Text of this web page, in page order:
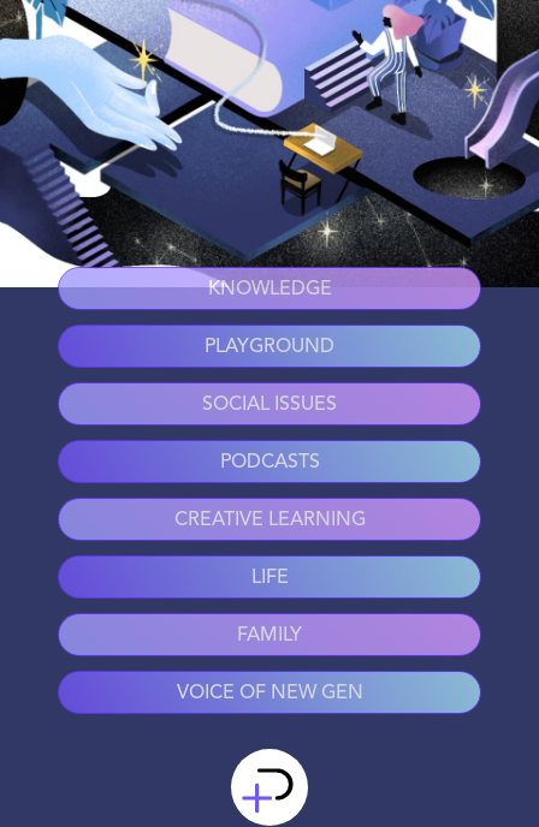
KNOWLEDGE
PLAYGROUND
SOCIAL ISSUES
PODCASTS
CREATIVE LEARNING
LIFE
FAMILY
VOICE OF NEW GEN